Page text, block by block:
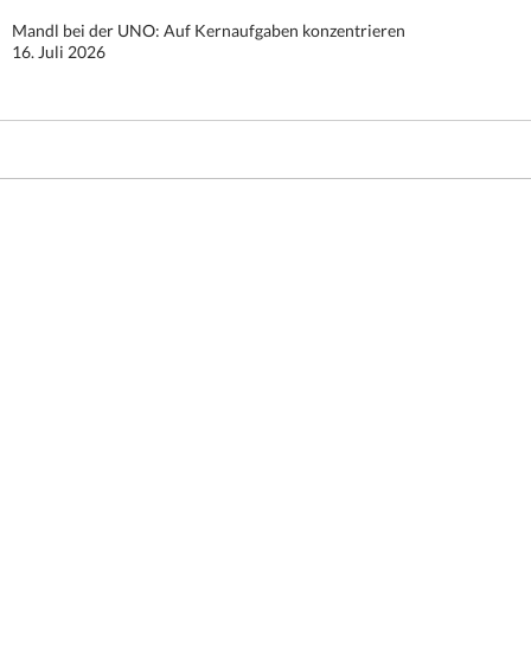
Mandl bei der UNO: Auf Kernaufgaben konzentrieren
16. Juli 2026